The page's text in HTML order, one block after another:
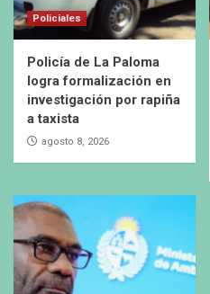
Policiales
Policía de La Paloma
logra formalización en
investigación por rapiña
a taxista
agosto 8, 2026